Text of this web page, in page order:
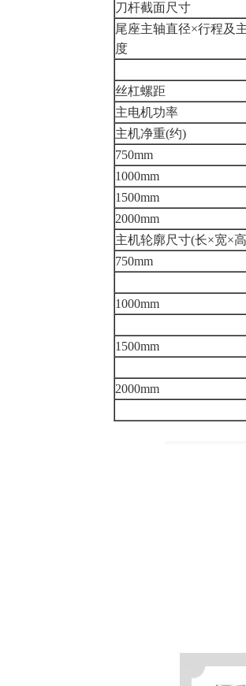
刀杆截面尺寸
尾座主轴直径×行程及
度
丝杠螺距
主电机功率
主机净重(约)
750mm
1000mm
1500mm
2000mm
主机轮廓尺寸(长×宽×
750mm
1000mm
1500mm
2000mm